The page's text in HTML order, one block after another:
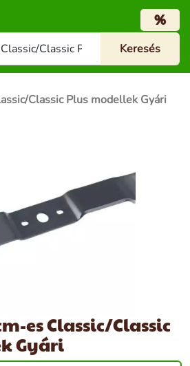
%
Classic Plus modellek Gyári
es Classic/Classic
Gyári